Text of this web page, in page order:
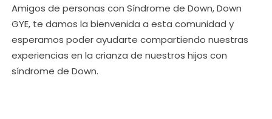
Amigos de personas con Síndrome de Down, Down
GYE, te damos la bienvenida a esta comunidad y
esperamos poder ayudarte compartiendo nuestras
experiencias en la crianza de nuestros hijos con
síndrome de Down.